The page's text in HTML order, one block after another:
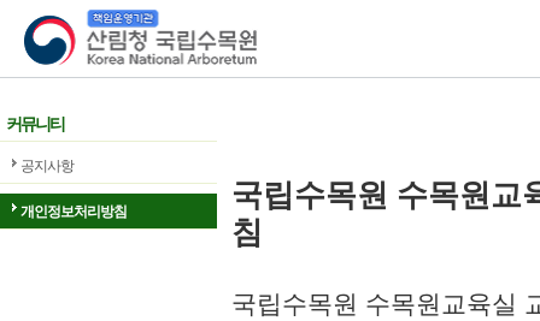
산림청 국립수목원
커뮤니티
공지사항
개인정보처리방침
국립수목원 수목원교
침
국립수목원 수목원교육실